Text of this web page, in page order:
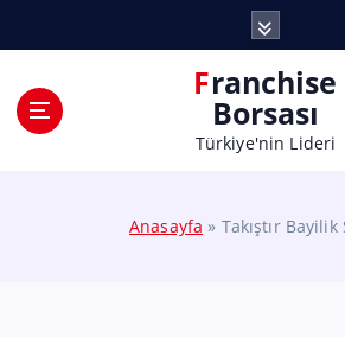
Franchise
Borsası
Türkiye'nin Lideri
Anasayfa » Takıştır Bayilik